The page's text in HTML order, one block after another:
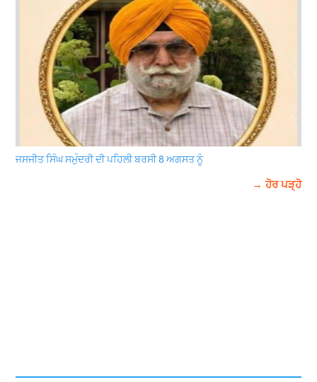
ਜਸਜੀਤ ਸਿੰਘ ਸਮੁੰਦਰੀ ਦੀ ਪਹਿਲੀ ਬਰਸੀ 8 ਅਗਸਤ ਨੂੰ
→ ਹੋਰ ਪੜ੍ਹੋ